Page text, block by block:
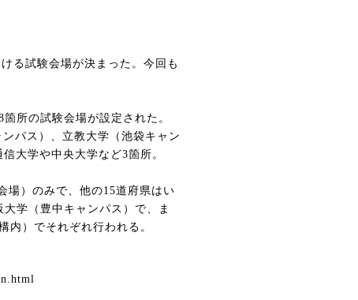
る試験会場が決まった。今回も
箇所の試験会場が設定された。
パス）、立教大学（池袋キャン
信大学や中央大学など3箇所。
場）のみで、他の15道府県はい
学（豊中キャンパス）で、ま
内）でそれぞれ行われる。